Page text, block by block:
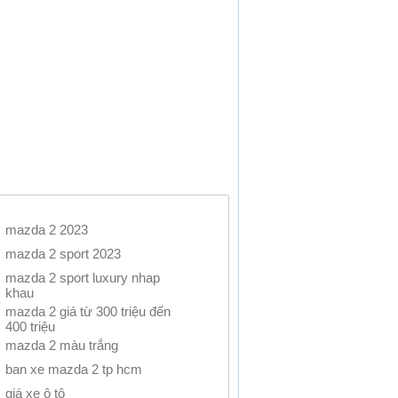
mazda 2 2023
mazda 2 sport 2023
mazda 2 sport luxury nhap
khau
mazda 2 giá từ 300 triệu đến
400 triệu
mazda 2 màu trắng
ban xe mazda 2 tp hcm
giá xe ô tô